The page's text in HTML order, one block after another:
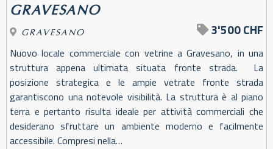
GRAVESANO
GRAVESANO 3'500 CHF
Nuovo locale commerciale con vetrine a Gravesano, in una
struttura appena ultimata situata fronte strada. La
posizione strategica e le ampie vetrate fronte strada
garantiscono una notevole visibilità. La struttura è al piano
terra e pertanto risulta ideale per attività commerciali che
desiderano sfruttare un ambiente moderno e facilmente
accessibile. Compresi nella…